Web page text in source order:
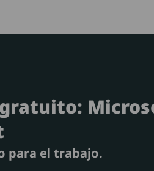
para el trabajo.